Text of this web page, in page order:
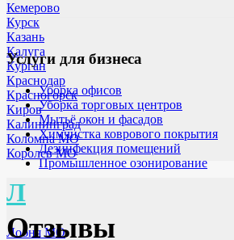
Кемерово
Курск
Казань
Калуга
Курган
Краснодар
Красногорск
Киров
Калининград
Коломна МО
Королев МО
Л
Лобня МО
Услуги для бизнеса
Уборка офисов
Уборка торговых центров
Мытьё окон и фасадов
Химчистка коврового покрытия
Дезинфекция помещений
Промышленное озонирование
Отзывы